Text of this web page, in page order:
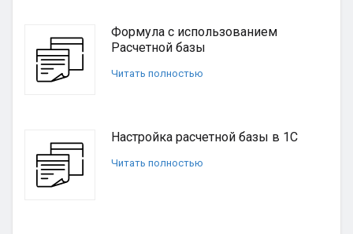
Формула с использованием
Расчетной базы
Читать полностью
Настройка расчетной базы в 1С
Читать полностью